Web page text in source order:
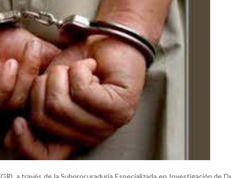
a través de la Subprocuraduría Especializada en Investigación de